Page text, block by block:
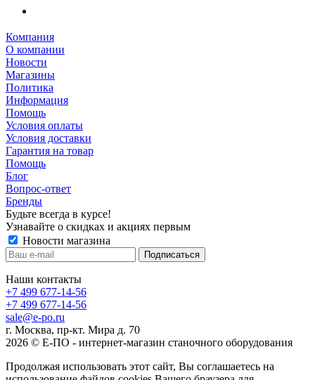
Компания
О компании
Новости
Магазины
Политика
Информация
Помощь
Условия оплаты
Условия доставки
Гарантия на товар
Помощь
Блог
Вопрос-ответ
Бренды
Будьте всегда в курсе!
Узнавайте о скидках и акциях первым
Новости магазина
Наши контакты
+7 499 677-14-56
+7 499 677-14-56
sale@e-po.ru
г. Москва, пр-кт. Мира д. 70
2026 © Е-ПО - интернет-магазин станочного оборудования
Продолжая использовать этот сайт, Вы соглашаетесь на